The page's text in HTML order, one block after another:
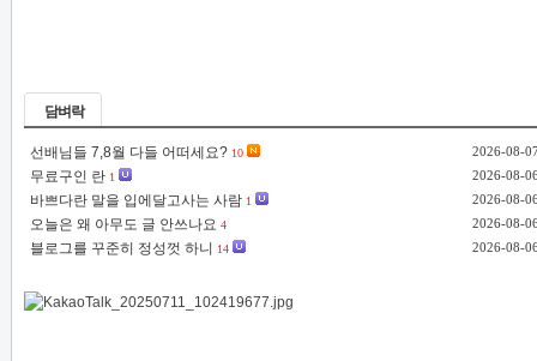
담벼락
선배님들 7,8월 다들 어떠세요? 10 2026-08-
무료구인 란 1 2026-08-
바쁘다란 말을 입에달고사는 사람 1 2026-08-
오늘은 왜 아무도 글 안쓰나요 4 2026-08-
블로그를 꾸준히 정성껏 하니 14 2026-08-